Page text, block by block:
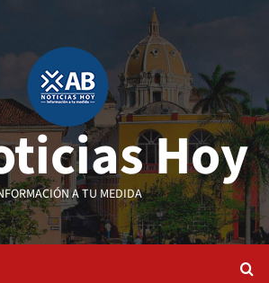
Hoy
A TU MEDIDA